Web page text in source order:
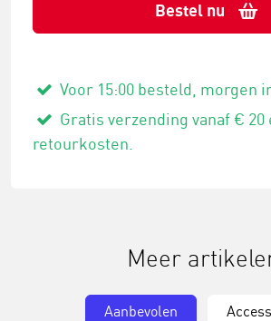
Bestel nu
Voor 15:00 besteld, morgen
Gratis verzending vanaf € 20
retourkosten.
Meer
Aanbevolen